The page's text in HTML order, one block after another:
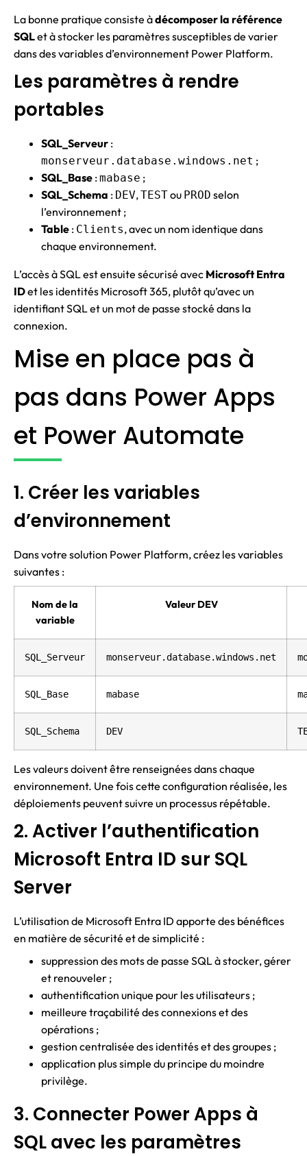
La bonne pratique consiste àdécomposer la référence
SQLet à stocker les paramètres susceptibles de varier
dans des variables d’environnement Power Platform.
Les paramètres à rendre
portables
SQL_Serveur :
monserveur.database.windows.net ;
SQL_Base :mabase ;
SQL_Schema : DEV,TESTou PROD selon
l’environnement ;
Table : Clients, avec un nom identique dans
chaque environnement.
L’accès à SQL est ensuite sécurisé avec Microsoft Entra
IDet les identités Microsoft 365, plutôt qu’avec un
identifiant SQL et un mot de passe stocké dans la
connexion.
Mise en place pas à
pas dans Power Apps
et Power Automate
1. Créer les variables
d’environnement
Dans votre solution Power Platform, créez les variables
suivantes :
Nom de la
variable
Valeur DEV
SQL_Serveur monserveur.database.windows.net
SQL_Base mabase
SQL_Schema DEV
Les valeurs doivent être renseignées dans chaque
environnement. Une fois cette configuration réalisée, les
déploiements peuvent suivre un processus répétable.
2. Activer l’authentification
Microsoft Entra ID sur SQL
Server
L’utilisation de Microsoft Entra ID apporte des bénéfices
en matière de sécurité et de simplicité :
suppression des mots de passe SQL à stocker, gérer
et renouveler ;
authentification unique pour les utilisateurs ;
meilleure traçabilité des connexions et des
opérations ;
gestion centralisée des identités et des groupes ;
application plus simple du principe du moindre
privilège.
3. Connecter Power Apps à
SQL avec les paramètres